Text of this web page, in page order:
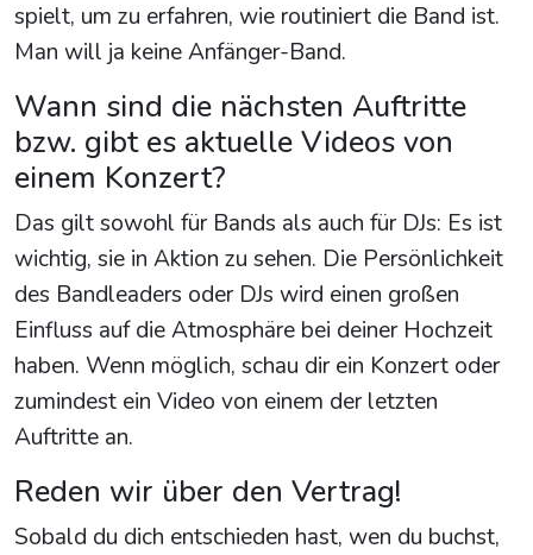
spielt, um zu erfahren, wie routiniert die Band ist.
Man will ja keine Anfänger-Band.
Wann sind die nächsten Auftritte
bzw. gibt es aktuelle Videos von
einem Konzert?
Das gilt sowohl für Bands als auch für DJs: Es ist
wichtig, sie in Aktion zu sehen. Die Persönlichkeit
des Bandleaders oder DJs wird einen großen
Einfluss auf die Atmosphäre bei deiner Hochzeit
haben. Wenn möglich, schau dir ein Konzert oder
zumindest ein Video von einem der letzten
Auftritte an.
Reden wir über den Vertrag!
Sobald du dich entschieden hast, wen du buchst,